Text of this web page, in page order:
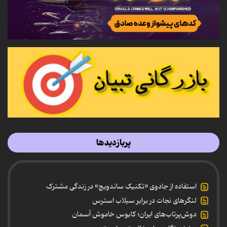
پربازدیدها
استفاده از جادوی «تکنیک ساندویچ» در زندگی مشترک
لنگرهای نجات در برابر سیلاب استرس
دوش‌پرتاب‌های ایران؛ کابوس خاموش آسمان